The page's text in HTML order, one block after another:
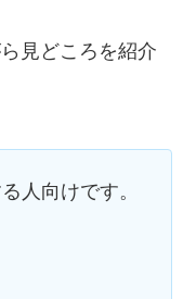
見どころを紹介
人向けです。